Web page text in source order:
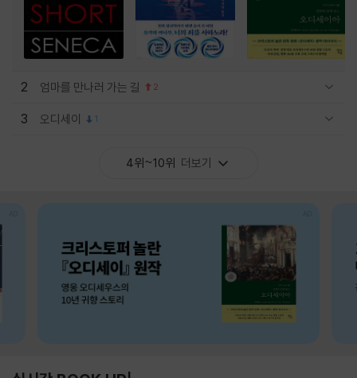
2 엄마를 만나러 가는 길 2
3 오디세이 1
4위~10위 더보기